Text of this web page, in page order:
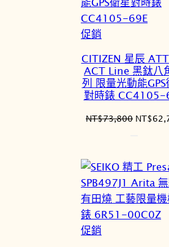
促銷
商
品
CITIZEN 星辰
ACT Line 黑鈦八
列 限量光動能GPS
對時錶 CC4105-
NT$73,800 原
NT$
促銷